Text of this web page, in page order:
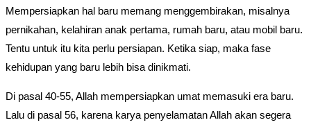
Mempersiapkan hal baru memang menggembirakan, misalnya
pernikahan, kelahiran anak pertama, rumah baru, atau mobil baru.
Tentu untuk itu kita perlu persiapan. Ketika siap, maka fase
kehidupan yang baru lebih bisa dinikmati.
Di pasal 40-55, Allah mempersiapkan umat memasuki era baru.
Lalu di pasal 56, karena karya penyelamatan Allah akan segera